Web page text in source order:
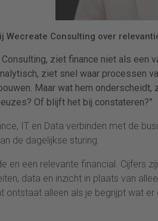
Wecreate Consulting over
ziet finance niet als een
ziet snel waar processen
Maar wat hem onderscheidt,
Of blijft het bij constateren?”
IT en Data verbinden met de
de dagelijkse sturing.
en een relevante financial. Cijfers
data en inzicht in plaats van
alleen als je begrijpt wat